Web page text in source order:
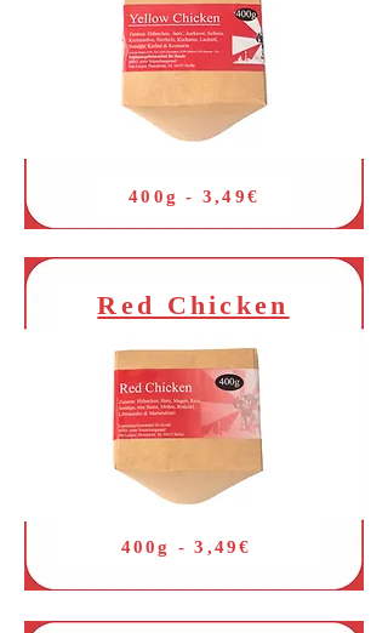
400g - 3,49€
Red Chicken
400g - 3,49€